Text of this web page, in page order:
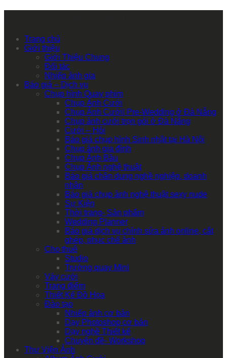
Trang chủ
Giới thiệu
Giới Thiệu Chung
Đối tác
Nhiếp ảnh gia
Báo giá – Dịch vụ
Chụp hình Quay phim
Chụp Ảnh Cưới
Chụp Ảnh Cưới| Pre-Wedding ở Đà Nẵng
Chụp ảnh cưới trọn gói ở Đà Nẵng
Cưới – Hỏi
Báo giá chụp hình Sinh nhật tại Hà Nội
Chụp ảnh gia đình
Chụp Ảnh Bầu
Chụp Ảnh nghệ thuật
Báo giá chân dung nghề nghiệp, doanh
nhân
Báo giá chụp ảnh nghệ thuật sexy nude
Sự Kiện
Thời trang- Sản phẩm
Wedding Planner
Báo giá dịch vụ chỉnh sửa ảnh online, cắt
ghép, phục chế ảnh
Cho thuê
Studio
Trường quay Mini
Váy cưới
Trang điểm
Thiết Kế Đồ Họa
Đào tạo
Nhiếp ảnh cơ bản
Dạy Photoshop cơ bản
Dạy nghề Thiết kế
Chuyên đề- Workshop
Thư Viện Ảnh